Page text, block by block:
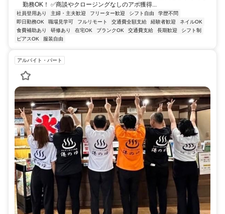
勤務OK！ ✅商談やクロージングなしのアポ獲得...
社員登用あり 主婦・主夫歓迎 フリーター歓迎 シフト自由
学歴不問
即日勤務OK
職場見学可 フルリモート 交通費全額支給 経験者歓迎
ネイルOK
食費補助あり
研修あり 在宅OK ブランクOK 交通費支給 長期歓迎
シフト制
ピアスOK
服装自由
アルバイト・パート